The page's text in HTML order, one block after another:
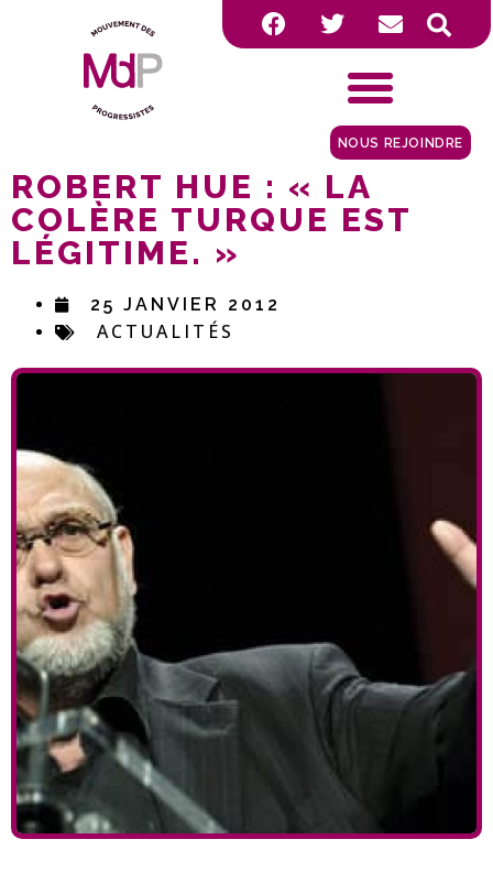
NOUS REJOINDRE
ROBERT HUE : « LA
COLÈRE TURQUE EST
LÉGITIME. »
25 JANVIER 2012
ACTUALITÉS